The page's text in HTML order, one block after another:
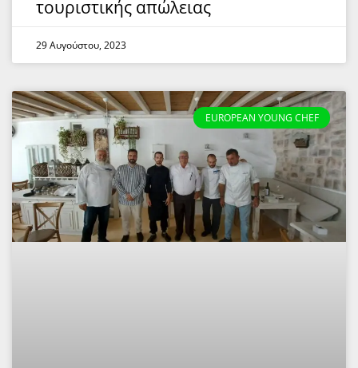
τουριστικής απώλειας
29 Αυγούστου, 2023
EUROPEAN YOUNG CHEF